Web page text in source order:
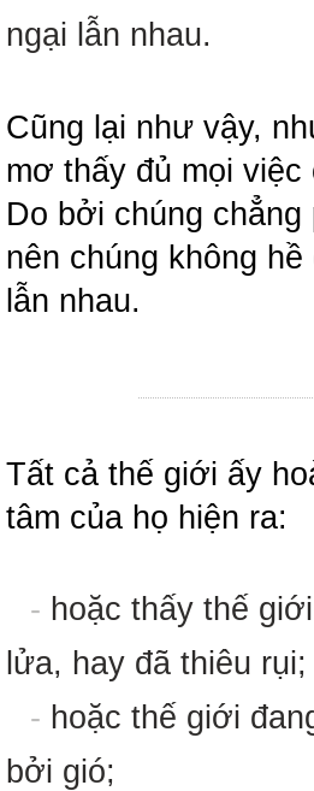
ngại lẫn nhau.
Cũng lại như vậy,
mơ thấy đủ mọi
Do bởi chúng chẳng
nên chúng không
lẫn nhau.
Tất cả thế giới ấy
tâm của họ hiện ra:
- hoặc thấy thế
lửa, hay đã thiêu rụi;
- hoặc thế giới
bởi gió;